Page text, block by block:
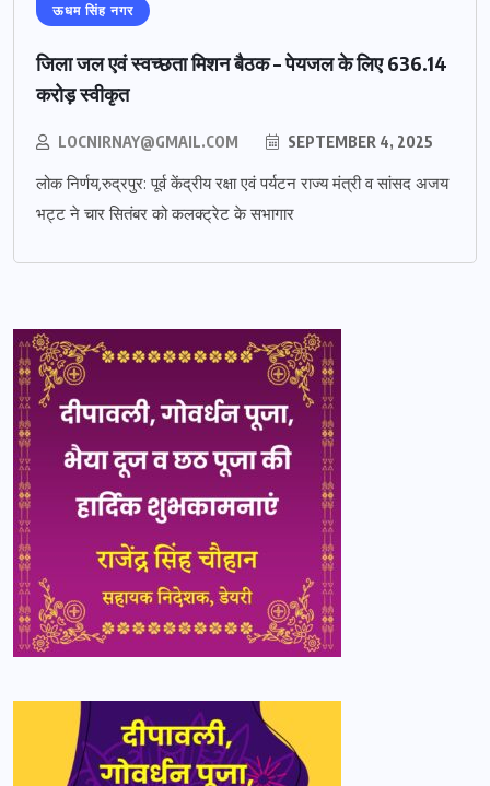
ऊधम सिंह नगर
जिला जल एवं स्वच्छता मिशन बैठक – पेयजल के लिए 636.14
करोड़ स्वीकृत
LOCNIRNAY@GMAIL.COM SEPTEMBER 4, 2025
लोक निर्णय,रुद्रपुर: पूर्व केंद्रीय रक्षा एवं पर्यटन राज्य मंत्री व सांसद अजय
भट्ट ने चार सितंबर को कलक्ट्रेट के सभागार